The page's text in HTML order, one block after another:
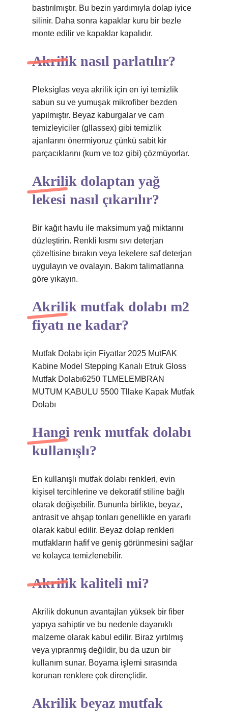
bastırılmıştır. Bu bezin yardımıyla dolap iyice
silinir. Daha sonra kapaklar kuru bir bezle
monte edilir ve kapaklar kapalıdır.
Akrilik nasıl parlatılır?
Pleksiglas veya akrilik için en iyi temizlik
sabun su ve yumuşak mikrofiber bezden
yapılmıştır. Beyaz kaburgalar ve cam
temizleyiciler (gllassex) gibi temizlik
ajanlarını önermiyoruz çünkü sabit kir
parçacıklarını (kum ve toz gibi) çözmüyorlar.
Akrilik dolaptan yağ
lekesi nasıl çıkarılır?
Bir kağıt havlu ile maksimum yağ miktarını
düzleştirin. Renkli kısmı sıvı deterjan
çözeltisine bırakın veya lekelere saf deterjan
uygulayın ve ovalayın. Bakım talimatlarına
göre yıkayın.
Akrilik mutfak dolabı m2
fiyatı ne kadar?
Mutfak Dolabı için Fiyatlar 2025 MutFAK
Kabine Model Stepping Kanalı Etruk Gloss
Mutfak Dolabı6250 TLMELEMBRAN
MUTUM KABULU 5500 Tllake Kapak Mutfak
Dolabı
Hangi renk mutfak dolabı
kullanışlı?
En kullanışlı mutfak dolabı renkleri, evin
kişisel tercihlerine ve dekoratif stiline bağlı
olarak değişebilir. Bununla birlikte, beyaz,
antrasit ve ahşap tonları genellikle en yararlı
olarak kabul edilir. Beyaz dolap renkleri
mutfakların hafif ve geniş görünmesini sağlar
ve kolayca temizlenebilir.
Akrilik kaliteli mi?
Akrilik dokunun avantajları yüksek bir fiber
yapıya sahiptir ve bu nedenle dayanıklı
malzeme olarak kabul edilir. Biraz yırtılmış
veya yıpranmış değildir, bu da uzun bir
kullanım sunar. Boyama işlemi sırasında
korunan renklere çok dirençlidir.
Akrilik beyaz mutfak